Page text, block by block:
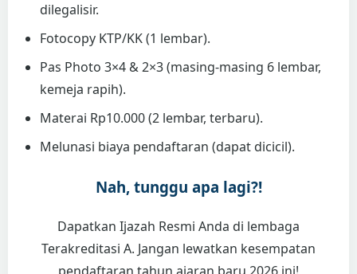
dilegalisir.
Fotocopy KTP/KK (1 lembar).
Pas Photo 3×4 & 2×3 (masing-masing 6 lembar,
kemeja rapih).
Materai Rp10.000 (2 lembar, terbaru).
Melunasi biaya pendaftaran (dapat dicicil).
Nah, tunggu apa lagi?!
Dapatkan Ijazah Resmi Anda di lembaga
Terakreditasi A. Jangan lewatkan kesempatan